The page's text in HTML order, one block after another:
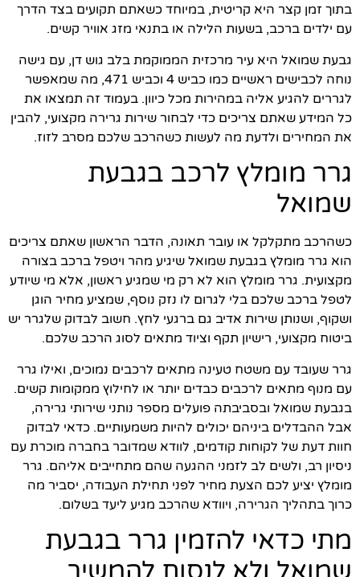
בתוך זמן קצר היא קריטית, במיוחד כשאתם תקועים בצד הדרך
עם ילדים ברכב, בשעות הלילה או בתנאי מזג אוויר קשים.
גבעת שמואל היא עיר מרכזית הממוקמת בלב גוש דן, עם גישה
נוחה לכבישים ראשיים כמו כביש 4 וכביש 471, מה שמאפשר
לגררים להגיע אליה במהירות מכל כיוון. בעמוד זה תמצאו את
כל המידע שאתם צריכים כדי לבחור שירות גרירה מקצועי, להבין
את המחירים ולדעת מה לעשות כשהרכב שלכם מסרב לזוז.
גרר מומלץ לרכב בגבעת
שמואל
כשהרכב מתקלקל או עובר תאונה, הדבר הראשון שאתם צריכים
הוא גרר מומלץ בגבעת שמואל שיגיע מהר ויטפל ברכב בצורה
מקצועית. גרר מומלץ הוא לא רק מי שמגיע ראשון, אלא מי שיודע
לטפל ברכב שלכם בלי לגרום לו נזק נוסף, שמציע מחיר הוגן
ושקוף, ושנותן שירות אדיב גם ברגעי לחץ. חשוב לבדוק שלגרר יש
ביטוח מקצועי, רישיון תקף וציוד מתאים לסוג הרכב שלכם.
גרר שעובד עם משטח טעינה מתאים לרכבים נמוכים, ואילו גרר
עם מנוף מתאים לרכבים כבדים יותר או לחילוץ ממקומות קשים.
בגבעת שמואל ובסביבתה פועלים מספר נותני שירותי גרירה,
אבל ההבדלים ביניהם יכולים להיות משמעותיים. כדאי לבדוק
חוות דעת של לקוחות קודמים, לוודא שמדובר בחברה מוכרת עם
ניסיון רב, ולשים לב לזמני ההגעה שהם מתחייבים אליהם. גרר
מומלץ יציע לכם הצעת מחיר לפני תחילת העבודה, יסביר מה
כרוך בתהליך הגרירה, ויוודא שהרכב מגיע ליעד בשלום.
מתי כדאי להזמין גרר בגבעת